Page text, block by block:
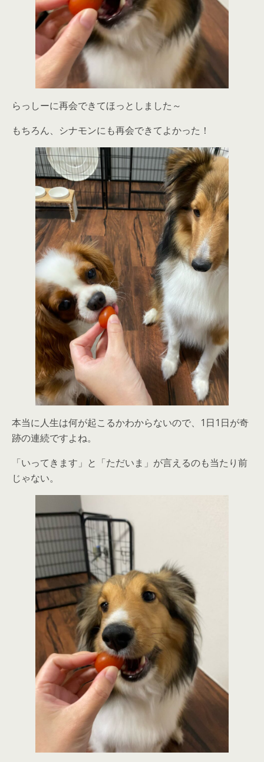
らっしーに再会できてほっとしました～
もちろん、シナモンにも再会できてよかった！
本当に人生は何が起こるかわからないので、1日1日が奇
跡の連続ですよね。
「いってきます」と「ただいま」が言えるのも当たり前
じゃない。